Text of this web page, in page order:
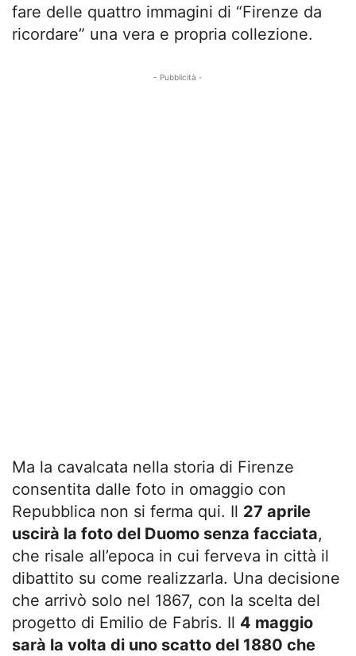
fare delle quattro immagini di “Firenze da
ricordare” una vera e propria collezione.
- Pubblicità -
Ma la cavalcata nella storia di Firenze
consentita dalle foto in omaggio con
Repubblica non si ferma qui. Il 27 aprile
uscirà la foto del Duomo senza facciata,
che risale all’epoca in cui ferveva in città il
dibattito su come realizzarla. Una decisione
che arrivò solo nel 1867, con la scelta del
progetto di Emilio de Fabris. Il 4 maggio
sarà la volta di uno scatto del 1880 che